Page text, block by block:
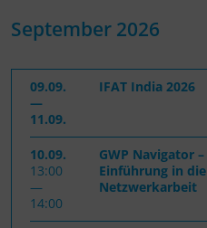
September 2026
09.09.
—
11.09.
IFAT India 2026
10.09.
13:00
—
14:00
GWP Navigator –
Einführung in die
Netzwerkarbeit